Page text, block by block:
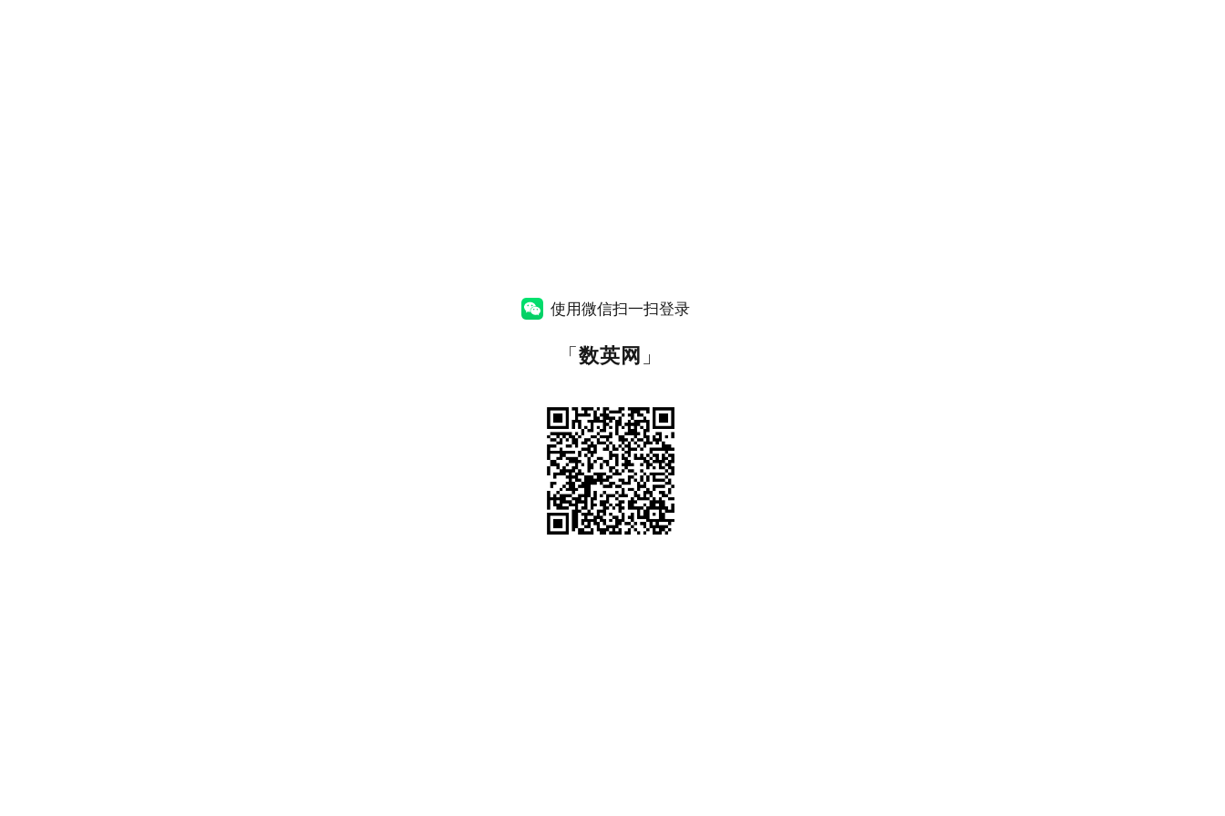
使用微信扫一扫登录
「数英网 」